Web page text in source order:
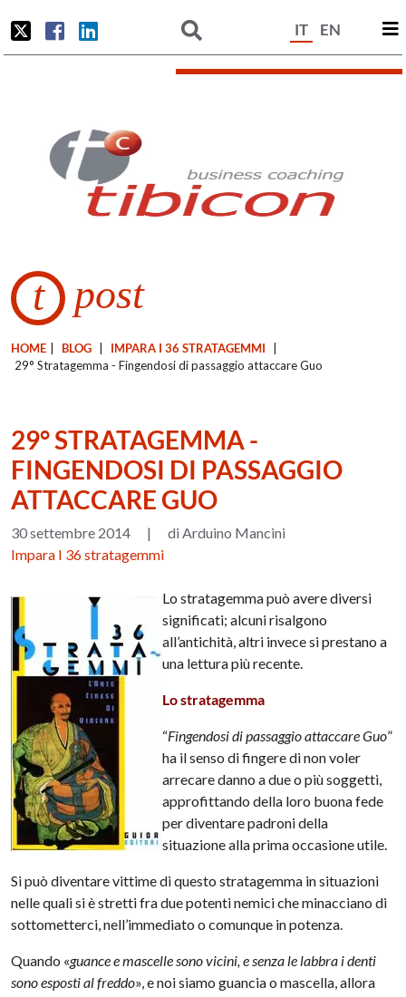
IT EN
t post
HOME BLOG IMPARA I 36 STRATAGEMMI
29° Stratagemma - Fingendosi di passaggio attaccare Guo
29° STRATAGEMMA -
FINGENDOSI DI PASSAGGIO
ATTACCARE GUO
30 settembre 2014 |
di Arduino Mancini
Impara I 36 stratagemmi
Lo stratagemma può avere diversi
significati; alcuni risalgono
all’antichità, altri invece si prestano a
una lettura più recente.
Lo stratagemma
“Fingendosi di passaggio attaccare Guo”
ha il senso di fingere di non voler
arrecare danno a due o più soggetti,
approfittando della loro buona fede
per diventare padroni della
situazione alla prima occasione utile.
Si può diventare vittime di questo stratagemma in situazioni
nelle quali si è stretti fra due potenti nemici che minacciano di
sottometterci, nell’immediato o comunque in potenza.
Quando «guance e mascelle sono vicini, e senza le labbra i denti
sono esposti al freddo», e noi siamo guancia o mascella, allora